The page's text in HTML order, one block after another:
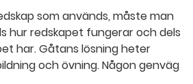
som används, måste man
hur redskapet fungerar och dels
har. Gåtans lösning heter
och övning. Någon genväg